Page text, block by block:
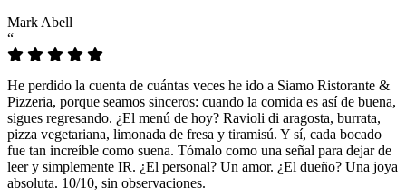
Mark Abell
“
He perdido la cuenta de cuántas veces he ido a Siamo Ristorante &
Pizzeria, porque seamos sinceros: cuando la comida es así de buena,
sigues regresando. ¿El menú de hoy? Ravioli di aragosta, burrata,
pizza vegetariana, limonada de fresa y tiramisú. Y sí, cada bocado
fue tan increíble como suena. Tómalo como una señal para dejar de
leer y simplemente IR. ¿El personal? Un amor. ¿El dueño? Una joya
absoluta. 10/10, sin observaciones.